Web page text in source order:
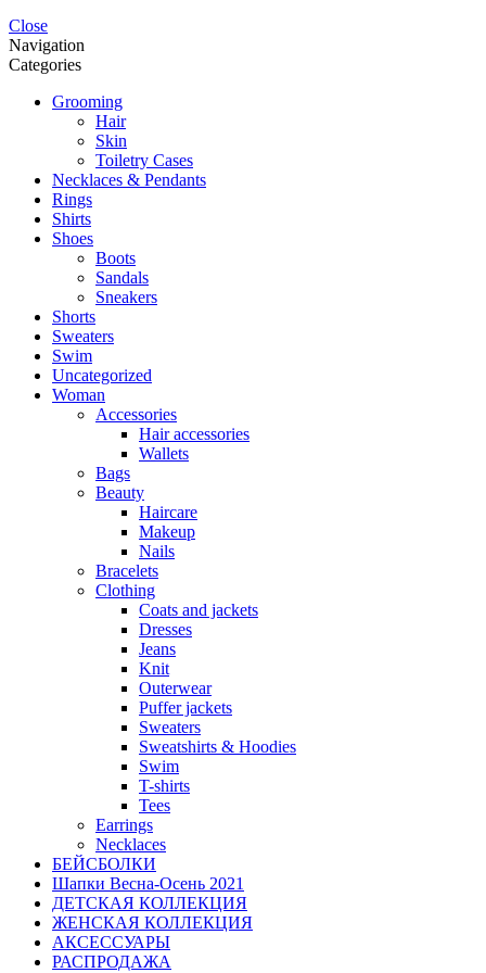
Close
Navigation
Categories
Grooming
Hair
Skin
Toiletry Cases
Necklaces & Pendants
Rings
Shirts
Shoes
Boots
Sandals
Sneakers
Shorts
Sweaters
Swim
Uncategorized
Woman
Accessories
Hair accessories
Wallets
Bags
Beauty
Haircare
Makeup
Nails
Bracelets
Clothing
Coats and jackets
Dresses
Jeans
Knit
Outerwear
Puffer jackets
Sweaters
Sweatshirts & Hoodies
Swim
T-shirts
Tees
Earrings
Necklaces
БЕЙСБОЛКИ
Шапки Весна-Осень 2021
ДЕТСКАЯ КОЛЛЕКЦИЯ
ЖЕНСКАЯ КОЛЛЕКЦИЯ
АКСЕССУАРЫ
РАСПРОДАЖА